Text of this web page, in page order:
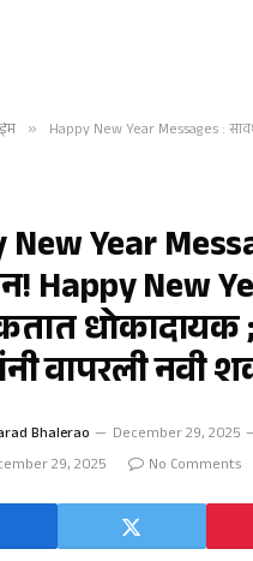
» Happy New Year Messages : सावधान! Happy New Year चे मेसेज ठरू
New Year
Happy New
धोकादायक
वापरली नवी
Bhalerao
December 29, 2025
29, 2025 No Comments